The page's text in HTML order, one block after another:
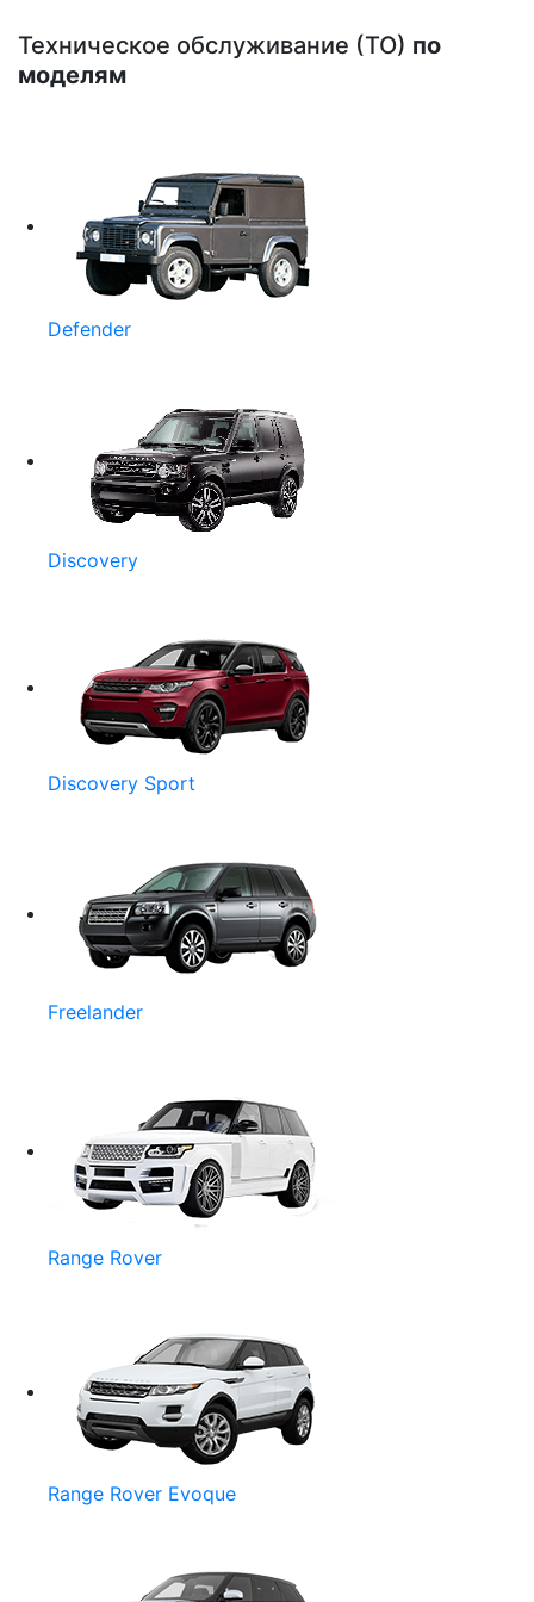
Техническое обслуживание (ТО) по
моделям
Defender
Discovery
Discovery Sport
Freelander
Range Rover
Range Rover Evoque